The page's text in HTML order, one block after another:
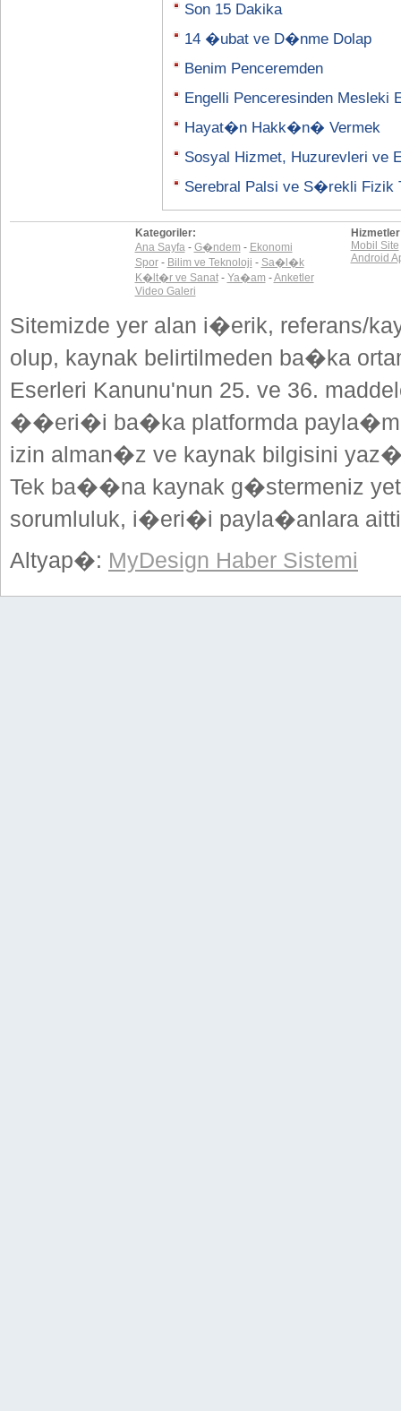
Son 15 Dakika
14 �ubat ve D�nme Dolap
Benim Penceremden
Engelli Penceresinden
Hayat�n Hakk�n� Vermek
Sosyal Hizmet, Huzurevleri ve
Serebral Palsi ve S�rekli Fizik
Kategoriler:
Ana Sayfa- G�ndem - Ekonomi
Spor- Bilim ve Teknoloji - Sa�l�k
K�lt�r ve Sanat- Ya�am -Anketler
Video Galeri
Mobil Site
Android
Sitemizde yer alan i�erik, referans/
olup, kaynak belirtilmeden ba�ka
Eserleri Kanunu'nun 25. ve 36.
��eri�i ba�ka platformda
izin alman�z ve kaynak bilgisini
Tek ba��na kaynak g�stermeniz
sorumluluk, i�eri�i payla�anlara
Altyap�: MyDesign Haber Sistemi